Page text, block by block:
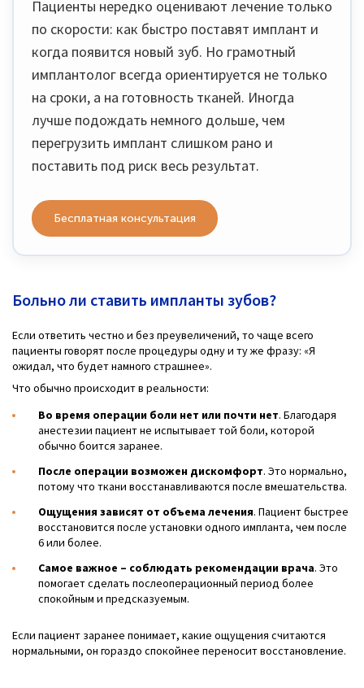
Пациенты нередко оценивают лечение только
по скорости: как быстро поставят имплант и
когда появится новый зуб. Но грамотный
имплантолог всегда ориентируется не только
на сроки, а на готовность тканей. Иногда
лучше подождать немного дольше, чем
перегрузить имплант слишком рано и
поставить под риск весь результат.
Бесплатная консультация
Больно ли ставить импланты зубов?
Если ответить честно и без преувеличений, то чаще всего
пациенты говорят после процедуры одну и ту же фразу: «Я
ожидал, что будет намного страшнее».
Что обычно происходит в реальности:
Во время операции боли нет или почти нет. Благодаря
анестезии пациент не испытывает той боли, которой
обычно боится заранее.
После операции возможен дискомфорт. Это нормально,
потому что ткани восстанавливаются после вмешательства.
Ощущения зависят от объема лечения. Пациент быстрее
восстановится после установки одного импланта, чем после
6 или более.
Самое важное – соблюдать рекомендации врача. Это
помогает сделать послеоперационный период более
спокойным и предсказуемым.
Если пациент заранее понимает, какие ощущения считаются
нормальными, он гораздо спокойнее переносит восстановление.